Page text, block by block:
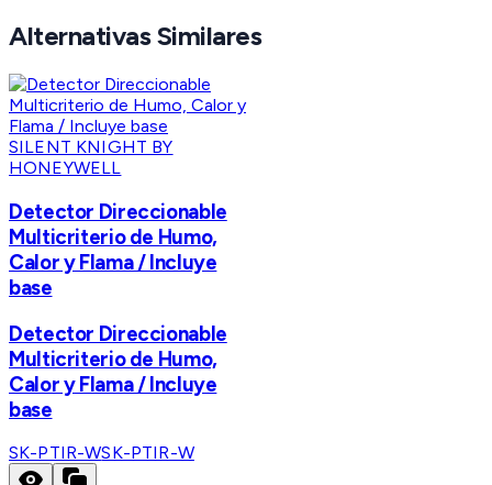
Alternativas Similares
SILENT KNIGHT BY
HONEYWELL
Detector Direccionable
Multicriterio de Humo,
Calor y Flama / Incluye
base
Detector Direccionable
Multicriterio de Humo,
Calor y Flama / Incluye
base
SK-PTIR-WSK-PTIR-W